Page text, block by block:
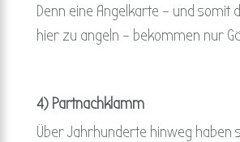
Denn eine Angelkarte – und somit
hier zu angeln – bekommen nur
4) Partnachklamm
Über Jahrhunderte hinweg haben